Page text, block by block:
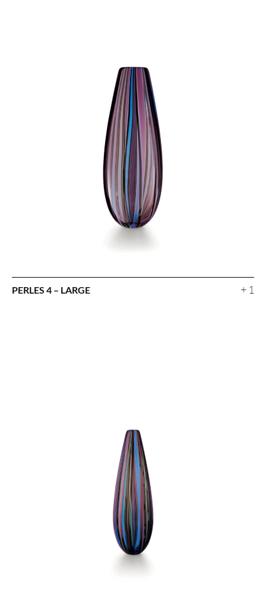
PERLES 4 – LARGE + 1